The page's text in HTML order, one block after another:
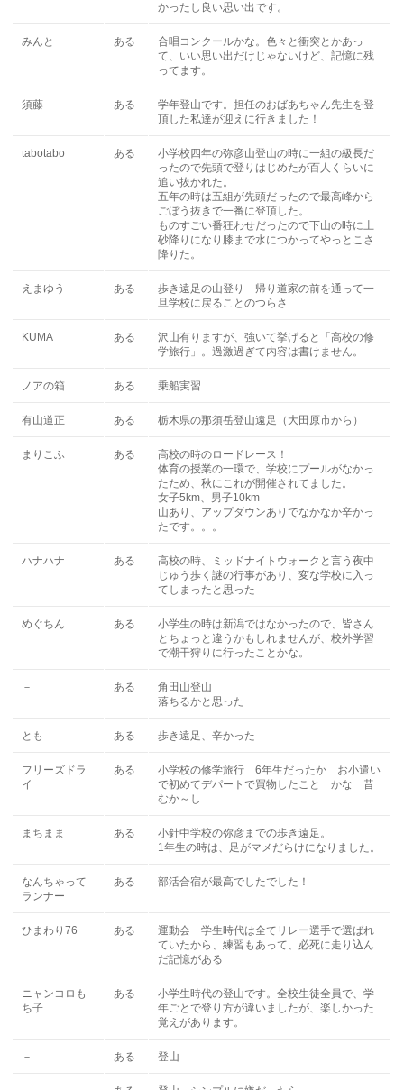
かったし良い思い出です。
みんと ある
合唱コンクールかな。色々と衝突とかあっ
て、いい思い出だけじゃないけど、記憶に残
ってます。
須藤 ある
学年登山です。担任のおばあちゃん先生を登
頂した私達が迎えに行きました！
tabotabo ある
小学校四年の弥彦山登山の時に一組の級長だ
ったので先頭で登りはじめたが百人くらいに
追い抜かれた。
五年の時は五組が先頭だったので最高峰から
ごぼう抜きで一番に登頂した。
ものすごい番狂わせだったので下山の時に土
砂降りになり膝まで水につかってやっとこさ
降りた。
えまゆう ある
歩き遠足の山登り 帰り道家の前を通って一
旦学校に戻ることのつらさ
KUMA ある
沢山有りますが、強いて挙げると「高校の修
学旅行」。過激過ぎて内容は書けません。
ノアの箱 ある 乗船実習
有山道正 ある 栃木県の那須岳登山遠足（大田原市から）
まりこふ ある
高校の時のロードレース！
体育の授業の一環で、学校にプールがなかっ
たため、秋にこれが開催されてました。
女子5km、男子10km
山あり、アップダウンありでなかなか辛かっ
たです。。。
ハナハナ ある
高校の時、ミッドナイトウォークと言う夜中
じゅう歩く謎の行事があり、変な学校に入っ
てしまったと思った
めぐちん ある
小学生の時は新潟ではなかったので、皆さん
とちょっと違うかもしれませんが、校外学習
で潮干狩りに行ったことかな。
－ ある
角田山登山
落ちるかと思った
とも ある 歩き遠足、辛かった
フリーズドラ
イ
ある
小学校の修学旅行 6年生だったか お小遣い
で初めてデパートで買物したこと かな 昔
むか～し
まちまま ある
小針中学校の弥彦までの歩き遠足。
1年生の時は、足がマメだらけになりました。
なんちゃって
ランナー
ある 部活合宿が最高でしたでした！
ひまわり76 ある
運動会 学生時代は全てリレー選手で選ばれ
ていたから、練習もあって、必死に走り込ん
だ記憶がある
ニャンコロも
ち子
ある
小学生時代の登山です。全校生徒全員で、学
年ごとで登り方が違いましたが、楽しかった
覚えがあります。
－ ある 登山